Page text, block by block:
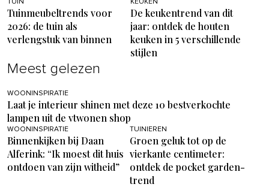
TUIN
Tuinmeubeltrends voor
2026: de tuin als
verlengstuk van binnen
KEUKEN
De keukentrend van dit
jaar: ontdek de houten
keuken in 5 verschillende
stijlen
Meest gelezen
WOONINSPIRATIE
Laat je interieur shinen met deze 10 bestverkochte
lampen uit de vtwonen shop
WOONINSPIRATIE
Binnenkijken bij Daan
Alferink: “Ik moest dit huis
ontdoen van zijn witheid”
TUINIEREN
Groen geluk tot op de
vierkante centimeter:
ontdek de pocket garden-
trend